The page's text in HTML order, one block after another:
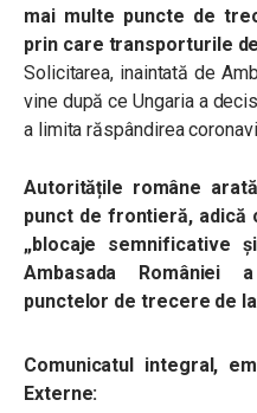
mai multe puncte de
prin care transporturile
Solicitarea, inaintată de
vine după ce Ungaria a
a limita răspândirea
Autoritățile române
punct de frontieră, adică
„blocaje semnificative
Ambasada României
punctelor de trecere de
Comunicatul integral,
Externe: